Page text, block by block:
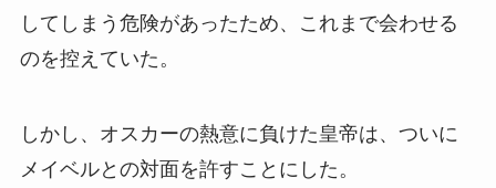
してしまう危険があったため、これまで会わせる
のを控えていた。
しかし、オスカーの熱意に負けた皇帝は、ついに
メイベルとの対面を許すことにした。